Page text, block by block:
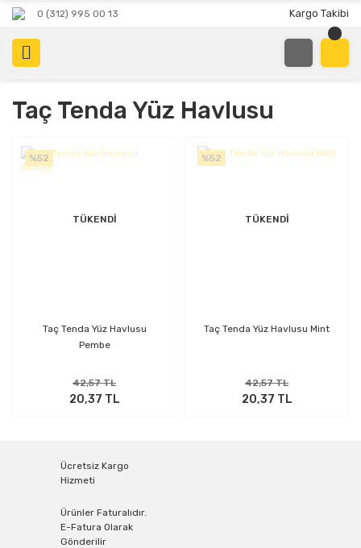
0 (312) 995 00 13 Kargo Takibi
Taç Tenda Yüz Havlusu
%52
TÜKENDİ
Taç Tenda Yüz Havlusu
Pembe
42,57 TL
20,37 TL
%52
TÜKENDİ
Taç Tenda Yüz Havlusu Mint
42,57 TL
20,37 TL
Ücretsiz Kargo
Hizmeti
Ürünler Faturalıdır.
E-Fatura Olarak
Gönderilir